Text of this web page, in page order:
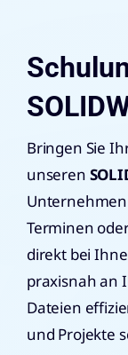
Bringen Sie
unseren
Terminen
direkt bei
praxisnah an
Dateien
und Projekte